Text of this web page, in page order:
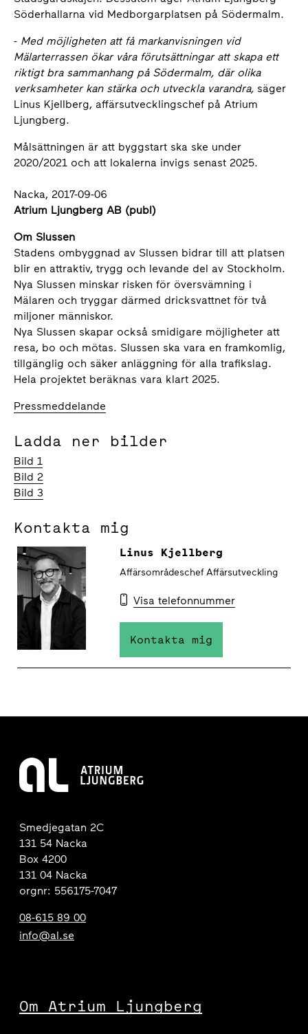
Söderhallarna vid Medborgarplatsen på Södermalm.
- Med möjligheten att få markanvisningen vid
Mälarterrassen ökar våra förutsättningar att skapa ett
riktigt bra sammanhang på Södermalm, där olika
verksamheter kan stärka och utveckla varandra, säger
Linus Kjellberg, affärsutvecklingschef på Atrium
Ljungberg.
Målsättningen är att byggstart ska ske under
2020/2021 och att lokalerna invigs senast 2025.
Nacka, 2017-09-06
Atrium Ljungberg AB (publ)
Om Slussen
Stadens ombyggnad av Slussen bidrar till att platsen
blir en attraktiv, trygg och levande del av Stockholm.
Nya Slussen minskar risken för översvämning i
Mälaren och tryggar därmed dricksvattnet för två
miljoner människor.
Nya Slussen skapar också smidigare möjligheter att
resa, bo och mötas. Slussen ska vara en framkomlig,
tillgänglig och säker anläggning för alla trafikslag.
Hela projektet beräknas vara klart 2025.
Pressmeddelande
Ladda ner bilder
Bild 1
Bild 2
Bild 3
Kontakta mig
Linus Kjellberg
Affärsområdeschef Affärsutveckling
Visa telefonnummer
Kontakta mig
Smedjegatan 2C
131 54 Nacka
Box 4200
131 04 Nacka
orgnr: 556175-7047
08-615 89 00
info@al.se
Om Atrium Ljungberg